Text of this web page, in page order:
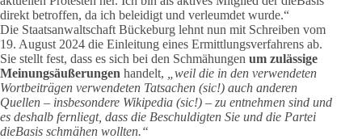
direkt betroffen, da ich beleidigt und verleumdet wurde.“
Die Staatsanwaltschaft Bückeburg lehnt nun mit Schreiben vom
19. August 2024 die Einleitung eines Ermittlungsverfahrens ab.
Sie stellt fest, dass es sich bei den Schmähungen um zulässige
Meinungsäußerungen handelt,
„weil die in den verwendeten
Wortbeiträgen verwendeten Tatsachen (sic!) auch anderen
Quellen – insbesondere Wikipedia (sic!) – zu entnehmen sind und
es deshalb fernliegt, dass die Beschuldigten Sie und die Partei
dieBasis schmähen wollten.“